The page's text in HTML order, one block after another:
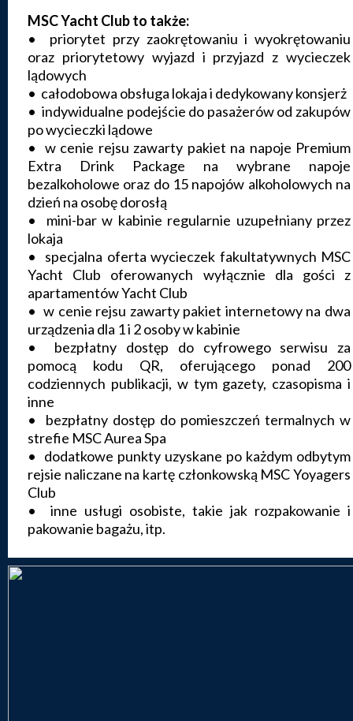
MSC Yacht Club to także:
• priorytet przy zaokrętowaniu i wyokrętowaniu
oraz priorytetowy wyjazd i przyjazd z wycieczek
lądowych
• całodobowa obsługa lokaja i dedykowany konsjerż
• indywidualne podejście do pasażerów od zakupów
po wycieczki lądowe
• w cenie rejsu zawarty pakiet na napoje Premium
Extra Drink Package na wybrane napoje
bezalkoholowe oraz do 15 napojów alkoholowych na
dzień na osobę dorosłą
• mini-bar w kabinie regularnie uzupełniany przez
lokaja
• specjalna oferta wycieczek fakultatywnych MSC
Yacht Club oferowanych wyłącznie dla gości z
apartamentów Yacht Club
• w cenie rejsu zawarty pakiet internetowy na dwa
urządzenia dla 1 i 2 osoby w kabinie
• bezpłatny dostęp do cyfrowego serwisu za
pomocą kodu QR, oferującego ponad 200
codziennych publikacji, w tym gazety, czasopisma i
inne
• bezpłatny dostęp do pomieszczeń termalnych w
strefie MSC Aurea Spa
• dodatkowe punkty uzyskane po każdym odbytym
rejsie naliczane na kartę członkowską MSC Yoyagers
Club
• inne usługi osobiste, takie jak rozpakowanie i
pakowanie bagażu, itp.